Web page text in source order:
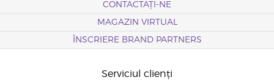
CONTACTAȚI-NE
MAGAZIN VIRTUAL
ÎNSCRIERE BRAND PARTNERS
Serviciul clienți